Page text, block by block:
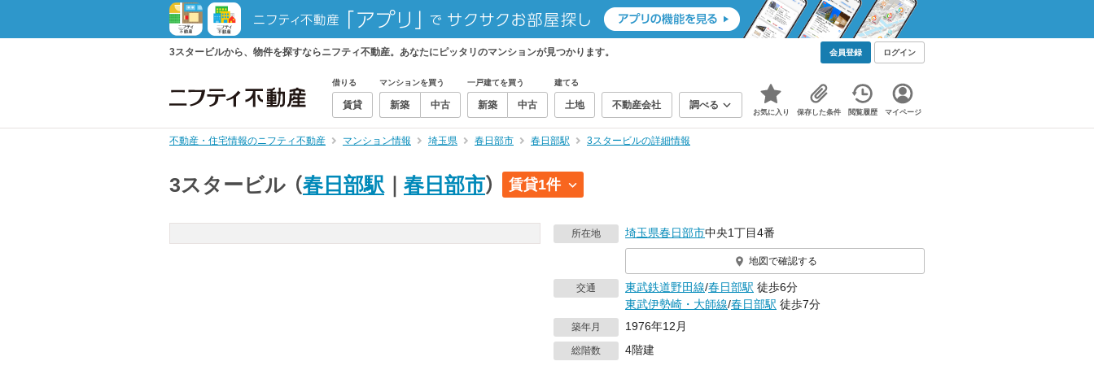
3スタービルから、物件を探すならニフティ不動産。あなたにピッタリのマンションが見つかります。 会員登録 ログイン
借りる
賃貸
マンションを買う
新築 中古
一戸建てを買う
新築 中古
建てる
土地 不動産会社 調べる
お気に入り 保存した条件 閲覧履歴 マイページ
不動産・住宅情報のニフティ不動産 マンション情報 埼玉県 春日部市 春日部駅 3スタービルの詳細情報
3スタービル （春日部駅 春日部市） 賃貸1件
所在地 埼玉県春日部市中央1丁目4番
地図で確認する
交通 東武鉄道野田線/春日部駅 徒歩6分
東武伊勢崎・大師線/春日部駅 徒歩7分
築年月 1976年12月
総階数 4階建